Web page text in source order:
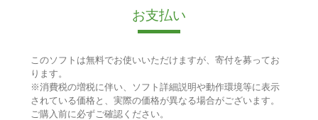
お支払い
このソフトは無料でお使いいただけますが、寄付を募ってお
ります。
※消費税の増税に伴い、ソフト詳細説明や動作環境等に表示
されている価格と、実際の価格が異なる場合がございます。
ご購入前に必ずご確認ください。